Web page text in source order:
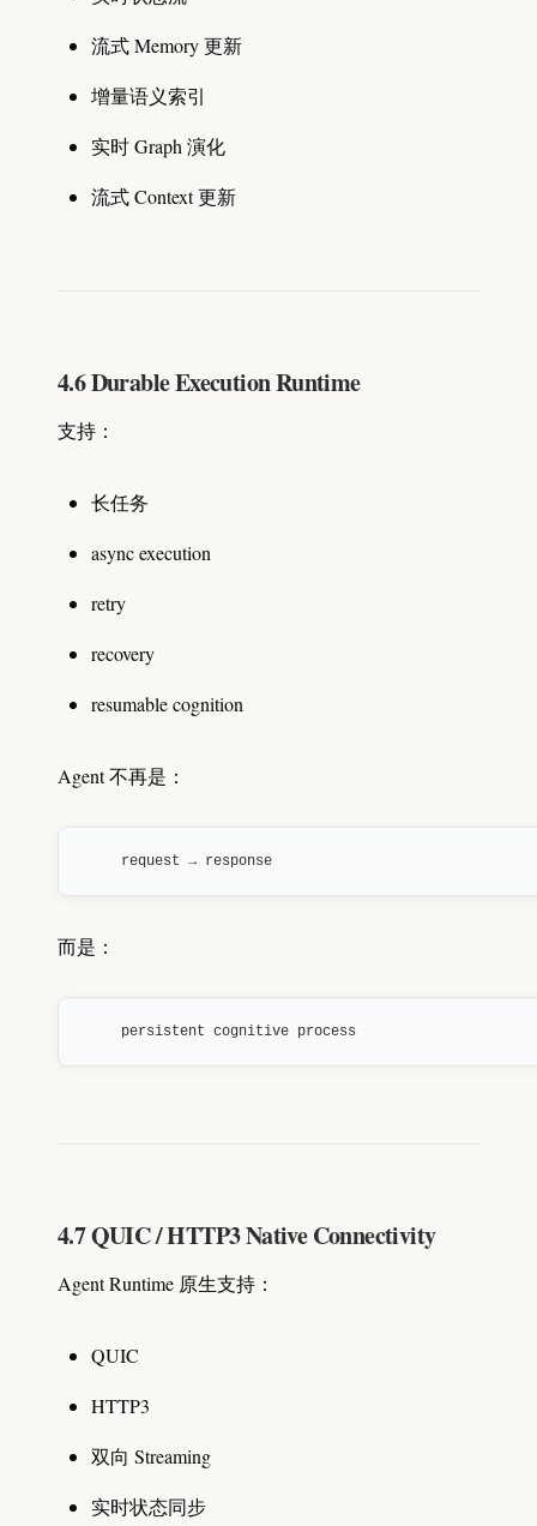
流式 Memory 更新
增量语义索引
实时 Graph 演化
流式 Context 更新
4.6 Durable Execution Runtime
支持：
长任务
async execution
retry
recovery
resumable cognition
Agent 不再是：
request → response
而是：
persistent cognitive process
4.7 QUIC / HTTP3 Native Connectivity
Agent Runtime 原生支持：
QUIC
HTTP3
双向 Streaming
实时状态同步